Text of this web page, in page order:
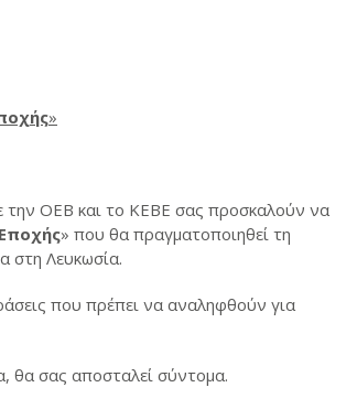
»
την ΟΕΒ και το ΚΕΒΕ σας προσκαλούν να
» που θα πραγματοποιηθεί τη
στη Λευκωσία.
που πρέπει να αναληφθούν για
θα σας αποσταλεί σύντομα.